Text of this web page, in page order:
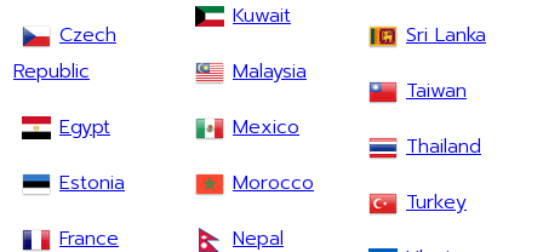
Czech
Republic
Egypt
Estonia
France
Kuwait
Malaysia
Mexico
Morocco
Nepal
Sri Lanka
Taiwan
Thailand
Turkey